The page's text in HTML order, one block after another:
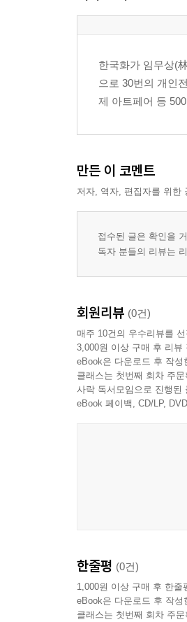
한국화가 임무상(
으로 30번의 개인
제 아트페어 등
만든 이 코멘트
저자, 역자, 편집자를 위한
접수된 글은 확인을
독자 분들의 리뷰는
회원리뷰 (0건)
매주 10건의 우수리뷰를
3,000원 이상 구매 후 리뷰
eBook은 다운로드 후 작
클래스는 첫번째 회차 주
사락 독서모임으로 진행된
eBook 페이백, CD/LP,
한줄평 (0건)
1,000원 이상 구매 후 한줄
eBook은 다운로드 후 작
클래스는 첫번째 회차 주